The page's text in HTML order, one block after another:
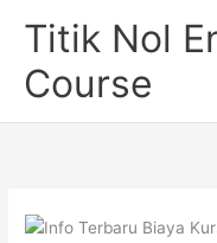
Titik Nol
Course